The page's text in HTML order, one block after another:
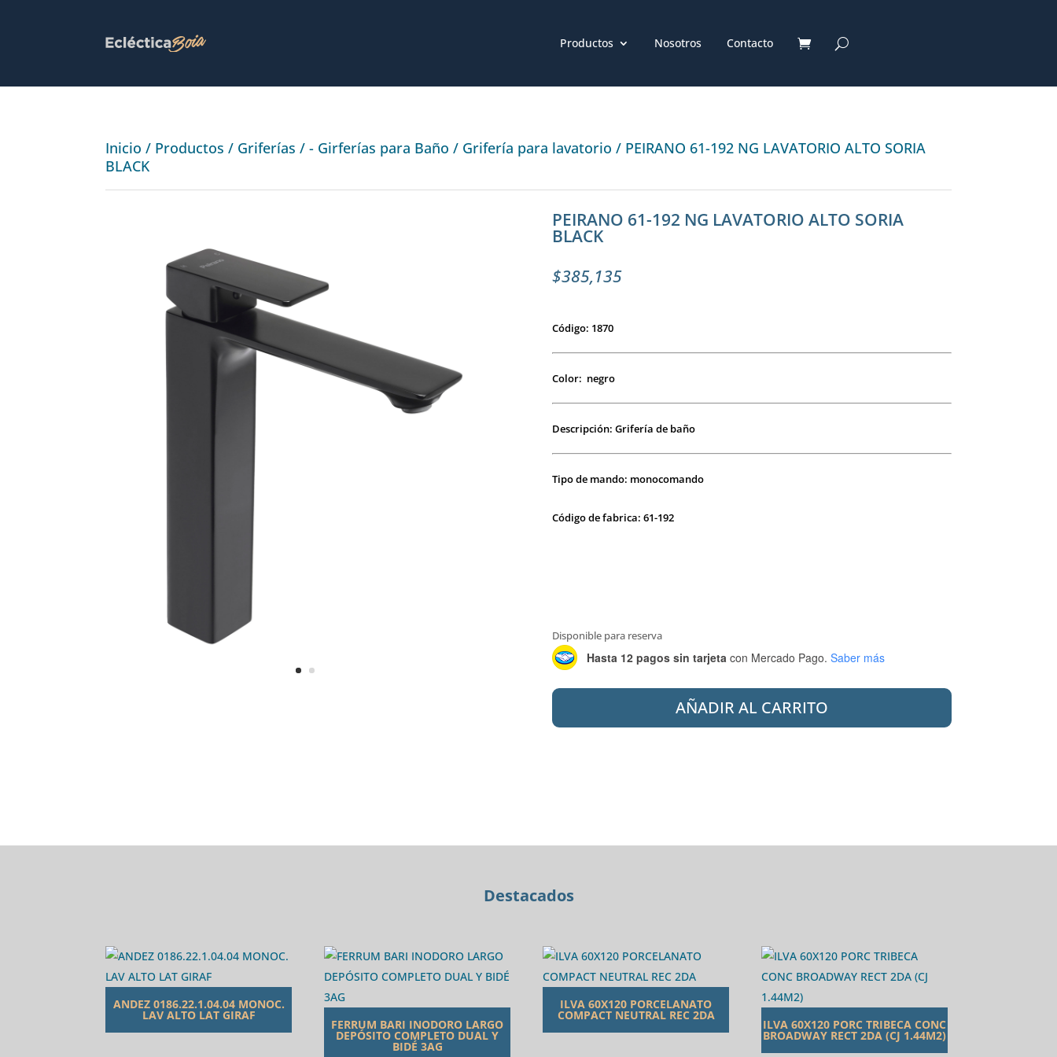
Productos Nosotros Contacto
Inicio / Productos / Griferías /- Girferías para Baño / Grifería para lavatorio / PEIRANO 61-192 NG LAVATORIO ALTO SORIA
BLACK
PEIRANO 61-192 NG LAVATORIO ALTO SORIA
BLACK
$385,135
Código: 1870
Color: negro
Descripción: Grifería de baño
Tipo de mando: monocomando
Código de fabrica: 61-192
Disponible para reserva
Hasta 12 pagos sin tarjeta con Mercado Pago. Saber más
PEIRANO
192
AÑADIR AL CARRITO
Destacados
ANDEZ 0186.22.1.04.04 MONOC.
LAV ALTO LAT GIRAF
FERRUM BARI INODORO LARGO
DEPÓSITO COMPLETO DUAL Y
BIDÉ 3AG
ILVA 60X120 PORCELANATO
COMPACT NEUTRAL REC 2DA
ILVA 60X120 PORC TRIBECA CONC
BROADWAY RECT 2DA (CJ 1.44M2)